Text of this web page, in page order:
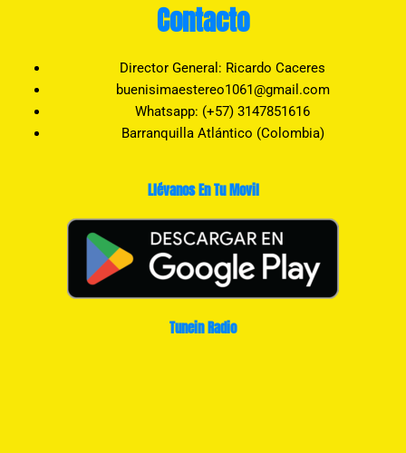
Contacto
Director General: Ricardo Caceres
buenisimaestereo1061@gmail.com
Whatsapp: (+57) 3147851616
Barranquilla Atlántico (Colombia)
Llévanos En Tu Movil
Tunein Radio